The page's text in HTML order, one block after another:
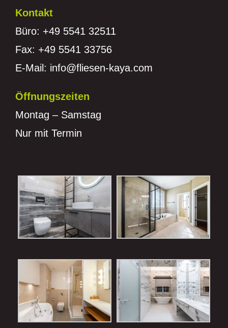
Kontakt
Büro: +49 5541 32511
Fax: +49 5541 33756
E-Mail: info@fliesen-kaya.com
Öffnungszeiten
Montag – Samstag
Nur mit Termin